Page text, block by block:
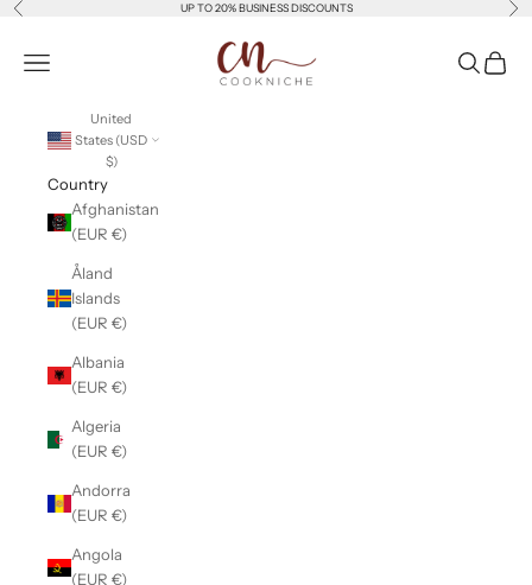
Skip to content
Previous UP TO 20% BUSINESS DISCOUNTS
Cookniche
Open navigation menu OpenOpen
United
States (USD
$)
Country
Afghanistan
(EUR €)
Åland
Islands
(EUR €)
Albania
(EUR €)
Algeria
(EUR €)
Andorra
(EUR €)
Angola
(EUR €)